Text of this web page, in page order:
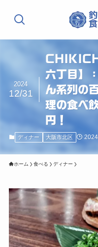
六丁目】
ん系列の
理の食べ
円！
2024
12/31
ディナー 大阪市北区
ホーム 食べる ディナー